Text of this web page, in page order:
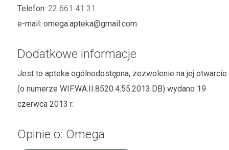
Telefon: 22 661 41 31
e-mail: omega.apteka@gmail.com
Dodatkowe informacje
Jest to apteka ogólnodostępna, zezwolenie na jej otwarcie
(o numerze WIF.WA.II.8520.4.55.2013.DB) wydano 19
czerwca 2013 r.
Opinie o: Omega